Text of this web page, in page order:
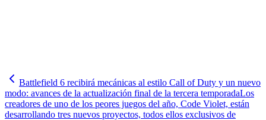
Battlefield 6 recibirá mecánicas al estilo Call of Duty y un nuevo
modo: avances de la actualización final de la tercera temporadaLos
creadores de uno de los peores juegos del año, Code Violet, están
desarrollando tres nuevos proyectos, todos ellos exclusivos de